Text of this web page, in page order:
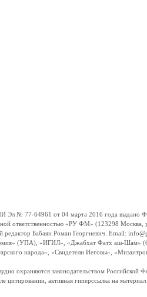
№ 77-64961 от 04 марта 2016 года выдано
ответственностью «РУ ФМ» (123298
редактор Бабаян Роман Георгиевич. Email:
армия» (УПА), «ИГИЛ», «Джабхат Фатх аш-
народа», «Свидетели Иеговы»,
охраняются законодательством
активная гиперссылка на